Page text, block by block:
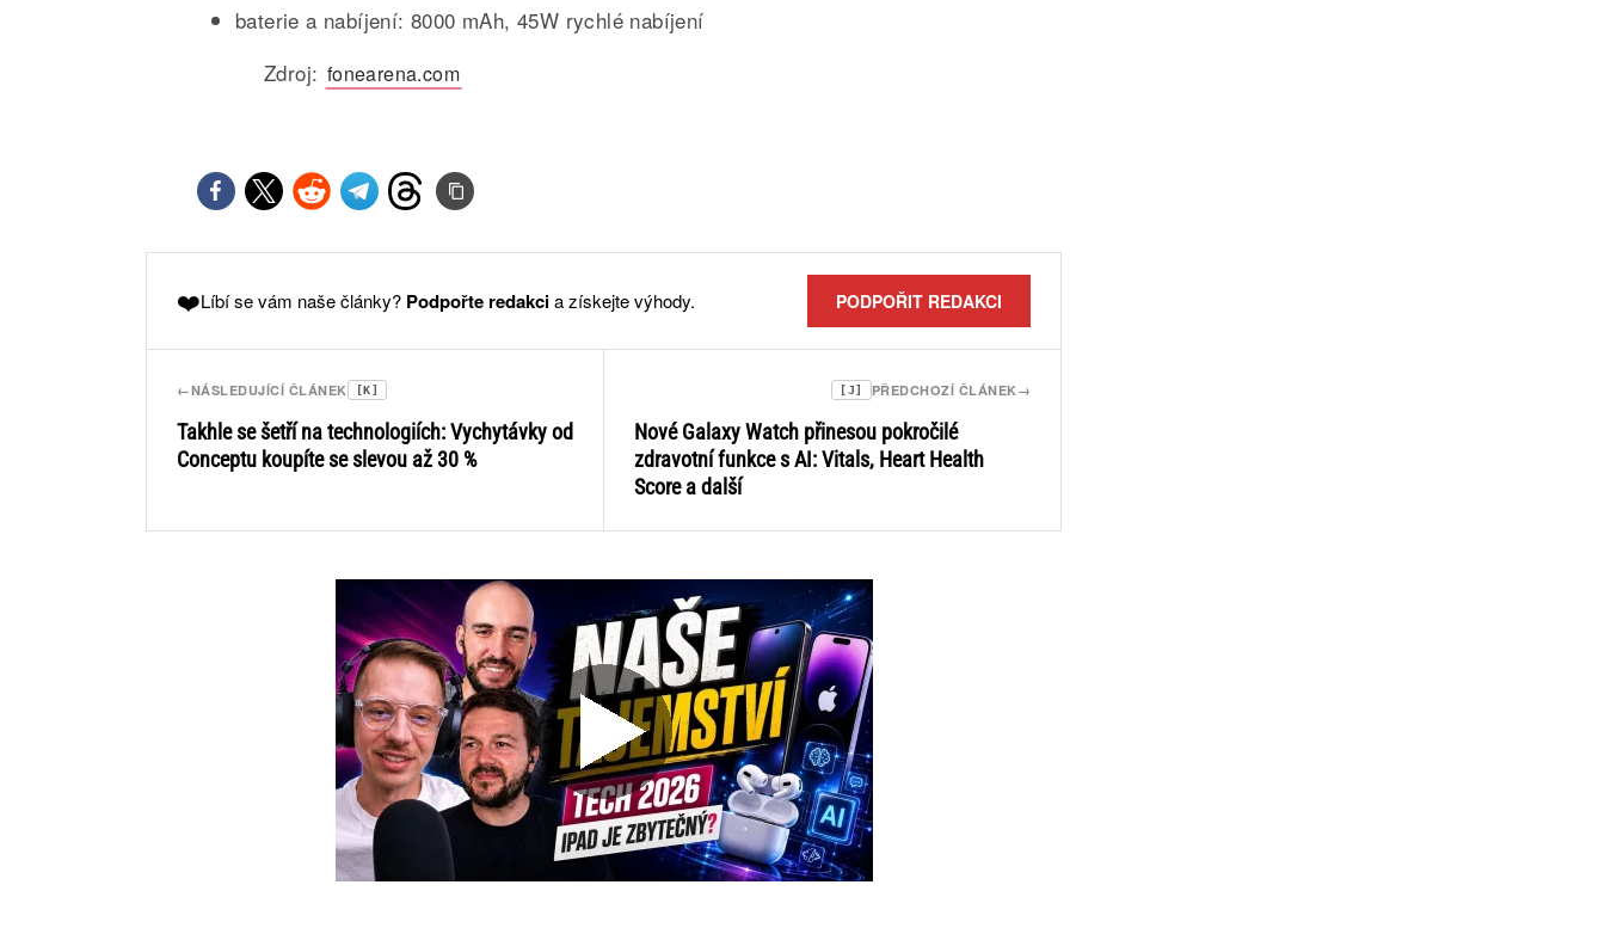
baterie a nabíjení: 8000 mAh, 45W rychlé nabíjení
Zdroj: fonearena.com
❤️Líbí se vám naše články? Podpořte redakcia získejte výhody. PODPOŘIT REDAKCI
←NÁSLEDUJÍCÍ ČLÁNEK [K]
Takhle se šetří na technologiích: Vychytávky od
Conceptu koupíte se slevou až 30 %
→
PŘEDCHOZÍ ČLÁNEK
[J]
Nové Galaxy Watch přinesou pokročilé
zdravotní funkce s AI: Vitals, Heart Health
Score a další